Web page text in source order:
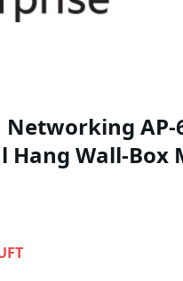
Networking AP-
Hang Wall-Box